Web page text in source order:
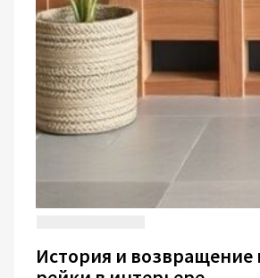
История и